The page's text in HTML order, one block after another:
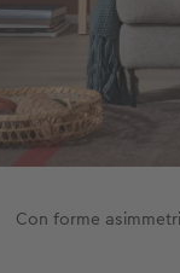
Con forme